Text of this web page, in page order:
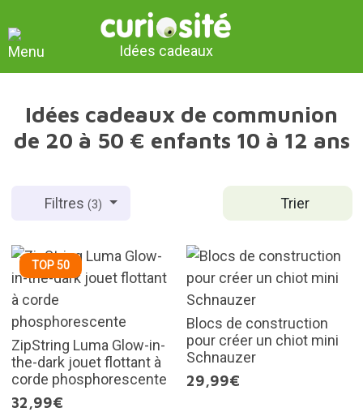
Idées cadeaux
Idées cadeaux de communion
de 20 à 50 € enfants 10 à 12 ans
Trier
Filtres(3)
TOP 50
ZipString Luma Glow-in-
the-dark jouet flottant à
corde phosphorescente
32,99€
Blocs de construction
pour créer un chiot mini
Schnauzer
29,99€